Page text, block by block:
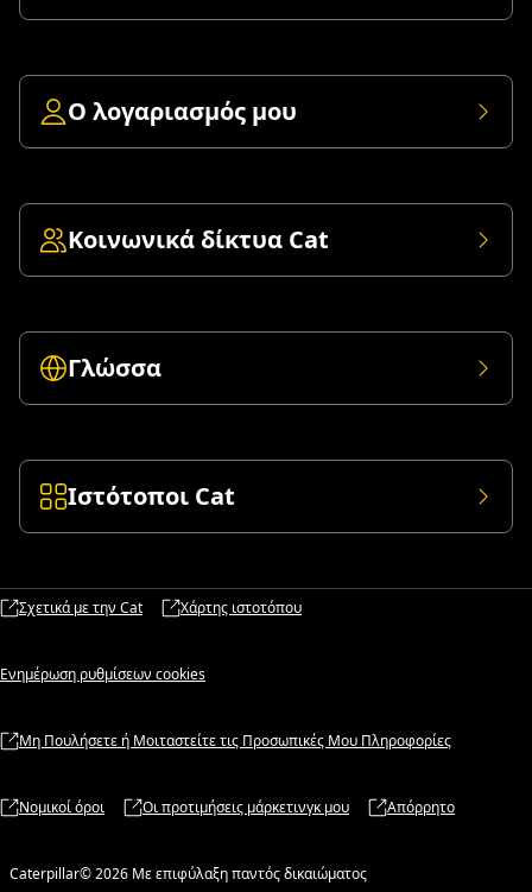
Ο λογαριασμός μου
Κοινωνικά δίκτυα Cat
Γλώσσα
Ιστότοποι Cat
Σχετικά με την Cat Χάρτης ιστοτόπου
Ενημέρωση ρυθμίσεων cookies
Μη Πουλήσετε ή Μοιταστείτε τις Προσωπικές Μου Πληροφορίες
Νομικοί όροι Οι προτιμήσεις μάρκετινγκ μου Απόρρητο
Caterpillar© 2026 Με επιφύλαξη παντός δικαιώματος